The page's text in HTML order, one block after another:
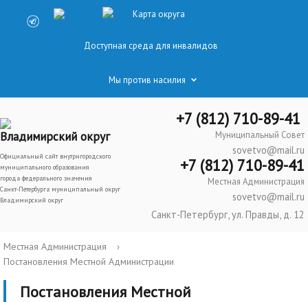
Карта округа
Доступная среда для инвалидов
Мы против насилия
Владимирский округ
Официальный сайт внутригородского
муниципального образования
города федерального значения
Санкт-Петербурга муниципальный округ
Владимирский округ
+7 (812) 710-89-41
Муниципальный Совет
sovetvo@mail.ru
+7 (812) 710-89-41
Местная Администрация
sovetvo@mail.ru
Санкт-Петербург, ул. Правды, д. 12
Местная Администрация
›
Постановления Местной Администрации
Постановления Местной